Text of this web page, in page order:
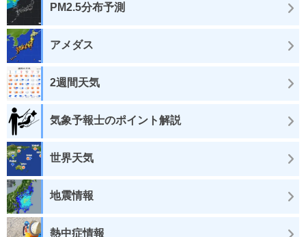
PM2.5分布予測
アメダス
2週間天気
気象予報士のポイント解説
世界天気
地震情報
熱中症情報